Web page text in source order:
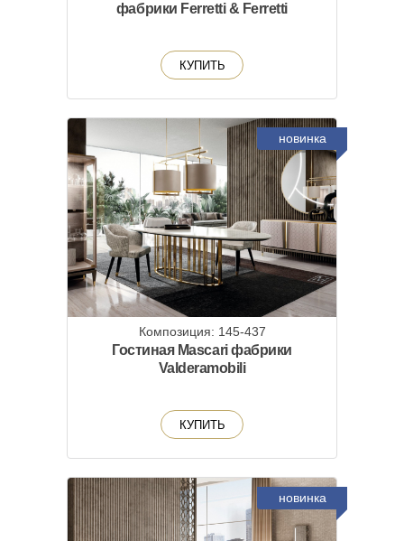
фабрики Ferretti & Ferretti
КУПИТЬ
новинка
Композиция: 145-437
Гостиная Mascari фабрики
Valderamobili
КУПИТЬ
новинка